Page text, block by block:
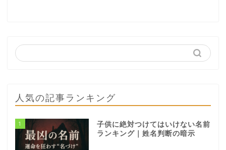
人気の記事ランキング
1
子供に絶対つけてはいけない名前
ランキング｜姓名判断の暗示